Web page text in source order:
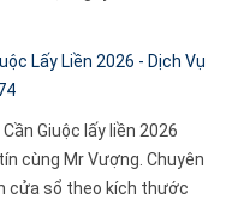
Lấy Liền 2026 - Dịch Vụ
Giuộc lấy liền 2026
cùng Mr Vượng. Chuyên
cửa sổ theo kích thước